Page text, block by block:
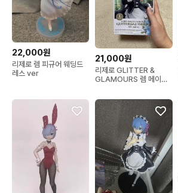
22,000원
리제로 렘 피규어 웨딩드
레스 ver
21,000원
리제로 GLITTER &
GLAMOURS 렘 메이드